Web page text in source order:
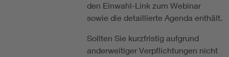
den Einwahl-Link zum Webinar
sowie die detaillierte Agenda enthält.
Sollten Sie kurzfristig aufgrund
anderweitiger Verpflichtungen nicht